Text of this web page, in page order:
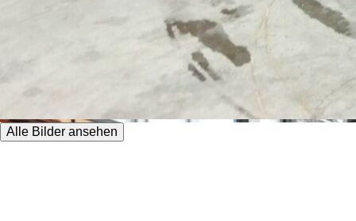
Alle Bilder ansehen